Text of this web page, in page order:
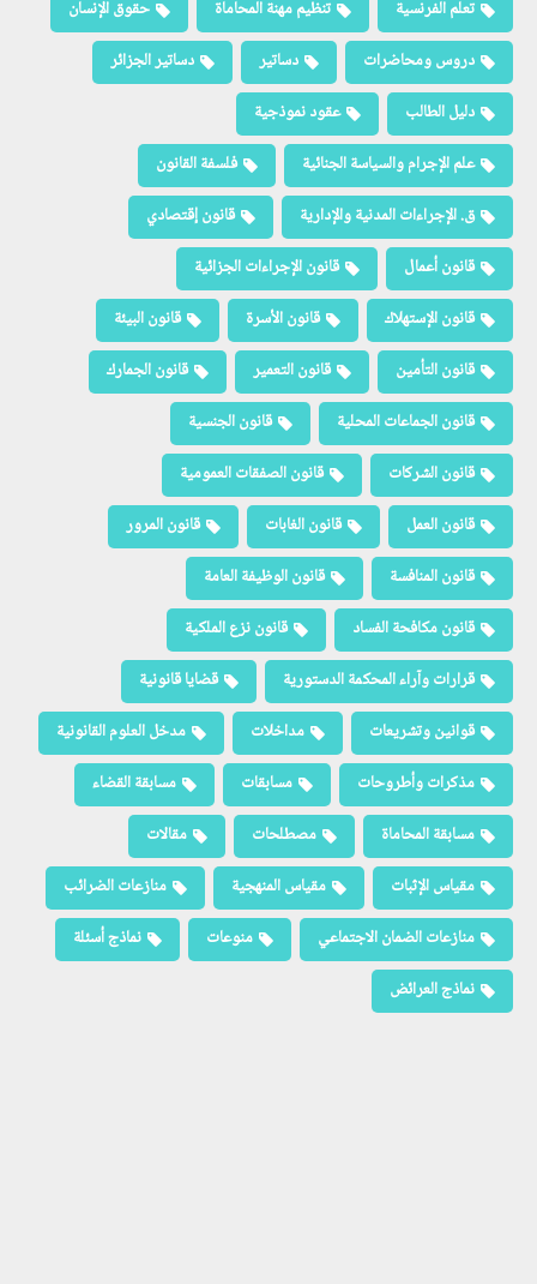
تعلم الفرنسية تنظيم مهنة المحاماة
حقوق الإنسان
دروس ومحاضرات
دساتير
دساتير الجزائر
دليل الطالب
عقود نموذجية
علم الإجرام والسياسة الجنائية
فلسفة القانون
ق. الإجراءات المدنية والإدارية
قانون إقتصادي
قانون أعمال
قانون الإجراءات الجزائية
قانون الإستهلاك
قانون الأسرة
قانون البيئة
قانون التأمين
قانون التعمير
قانون الجمارك
قانون الجماعات المحلية
قانون الجنسية
قانون الشركات
قانون الصفقات العمومية
قانون العمل
قانون الغابات
قانون المرور
قانون المنافسة
قانون الوظيفة العامة
قانون مكافحة الفساد
قانون نزع الملكية
قرارات وآراء المحكمة الدستورية
قضايا قانونية
قوانين وتشريعات
مداخلات
مدخل العلوم القانونية
مذكرات وأطروحات
مسابقات
مسابقة القضاء
مسابقة المحاماة
مصطلحات
مقالات
مقياس الإثبات
مقياس المنهجية
منازعات الضرائب
منازعات الضمان الاجتماعي
منوعات
نماذج أسئلة
نماذج العرائض